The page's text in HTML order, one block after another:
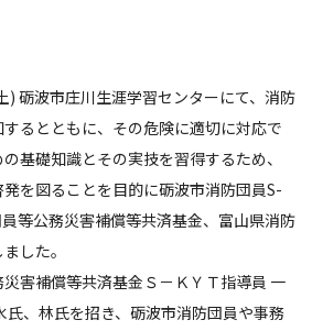
砺波市庄川生涯学習センターにて、消防
るとともに、その危険に適切に対応で
基礎知識とその実技を習得するため、
を図ることを目的に砺波市消防団員S-
等公務災害補償等共済基金、富山県消防
した。
害補償等共済基金Ｓ－ＫＹＴ指導員 一
、林氏を招き、砺波市消防団員や事務